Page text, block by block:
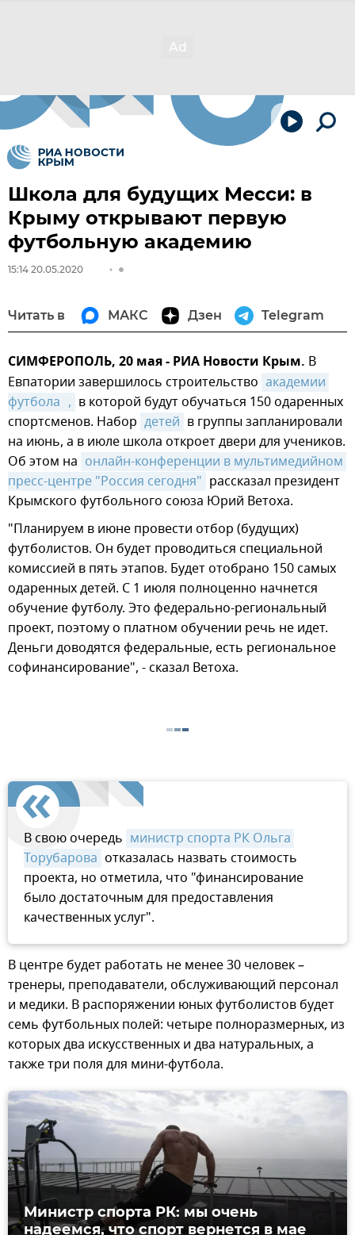
Школа для будущих Месси: в
Крыму открывают первую
футбольную академию
15:14 20.05.2020
Читать в МАКС Дзен Telegram
СИМФЕРОПОЛЬ, 20 мая - РИА Новости Крым. В
Евпатории завершилось строительство академии
футбола , в которой будут обучаться 150 одаренных
спортсменов. Набор детей в группы запланировали
на июнь, а в июле школа откроет двери для учеников.
Об этом на онлайн-конференции в мультимедийном
пресс-центре "Россия сегодня" рассказал президент
Крымского футбольного союза Юрий Ветоха.
"Планируем в июне провести отбор (будущих)
футболистов. Он будет проводиться специальной
комиссией в пять этапов. Будет отобрано 150 самых
одаренных детей. С 1 июля полноценно начнется
обучение футболу. Это федерально-региональный
проект, поэтому о платном обучении речь не идет.
Деньги доводятся федеральные, есть региональное
софинансирование", - сказал Ветоха.
В свою очередь министр спорта РК Ольга
Торубарова отказалась назвать стоимость
проекта, но отметила, что "финансирование
было достаточным для предоставления
качественных услуг".
В центре будет работать не менее 30 человек –
тренеры, преподаватели, обслуживающий персонал
и медики. В распоряжении юных футболистов будет
семь футбольных полей: четыре полноразмерных, из
которых два искусственных и два натуральных, а
также три поля для мини-футбола.
Министр спорта РК: мы очень
надеемся, что спорт вернется в мае